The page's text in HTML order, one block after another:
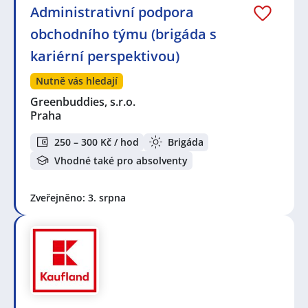
Administrativní podpora
obchodního týmu (brigáda s
kariérní perspektivou)
Nutně vás hledají
Greenbuddies, s.r.o.
Praha
250 – 300 Kč / hod
Brigáda
Vhodné také pro absolventy
Zveřejněno: 3. srpna